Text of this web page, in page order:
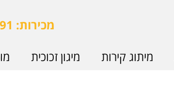
מכירות: 073-7826191
מיתוג קירות מיגון זכוכית